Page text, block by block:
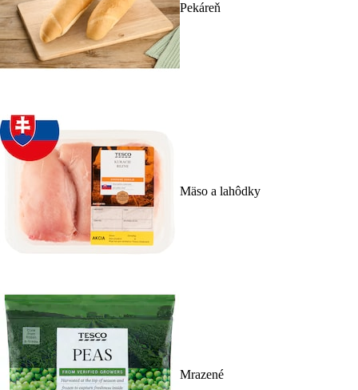
Pekáreň
Mäso a lahôdky
Mrazené